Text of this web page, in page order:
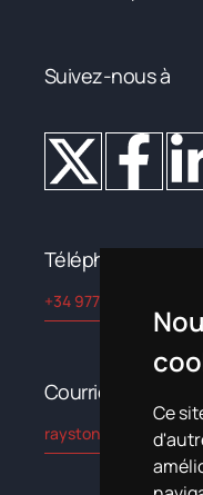
Ce
Suivez-nous à
Téléphone
+34 977 822 245
Courriel